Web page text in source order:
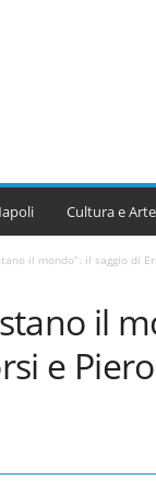
Cultura e Arte
il mondo”: il saggio di
il
e